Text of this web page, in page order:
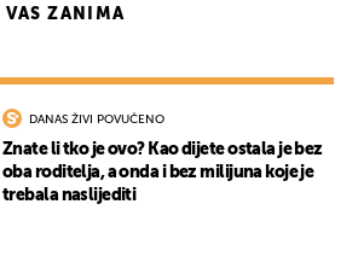
VAS ZANIMA
DANAS ŽIVI POVUČENO
Znate li tko je ovo? Kao dijete ostala je bez
oba roditelja, a onda i bez milijuna koje je
trebala naslijediti